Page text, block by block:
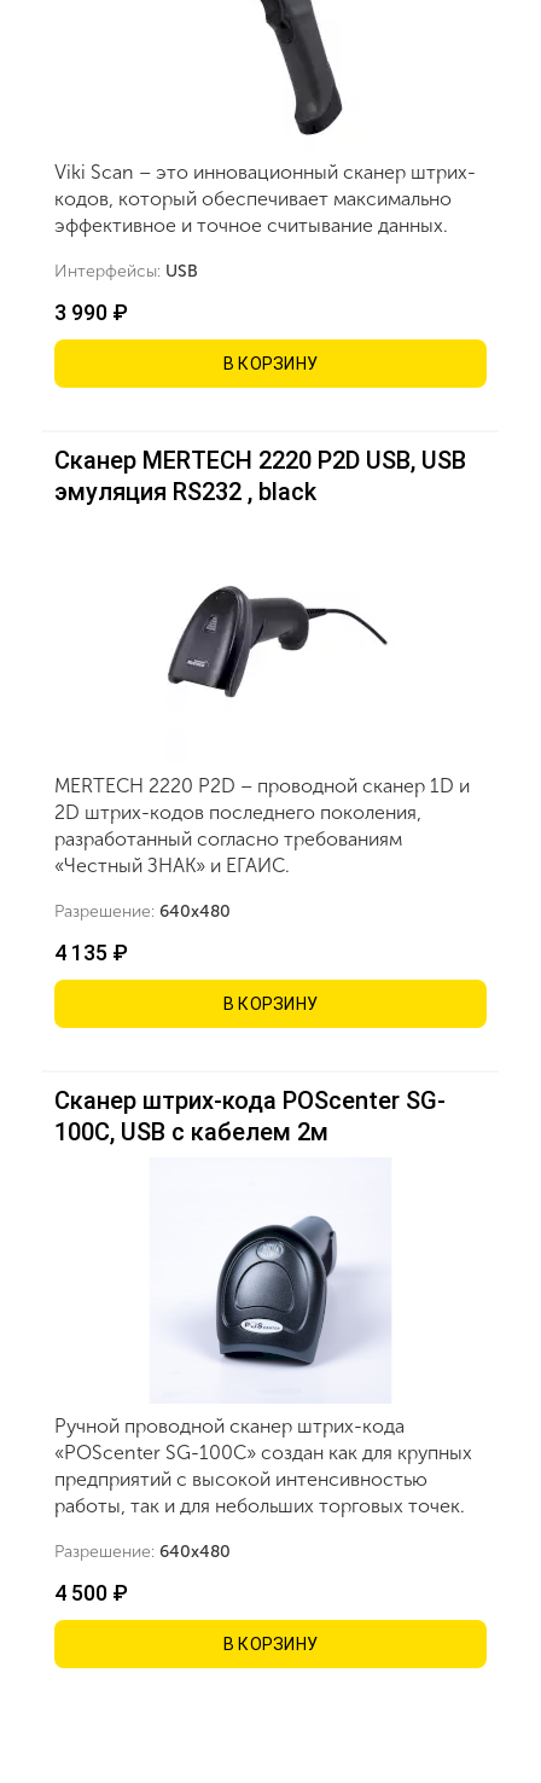
Viki Scan – это инновационный сканер штрих-
кодов, который обеспечивает максимально
эффективное и точное считывание данных.
Интерфейсы: USB
3 990 ₽
В КОРЗИНУ
Сканер MERTECH 2220 P2D USB, USB
эмуляция RS232 , black
MERTECH 2220 P2D – проводной сканер 1D и
2D штрих-кодов последнего поколения,
разработанный согласно требованиям
«Честный ЗНАК» и ЕГАИС.
Разрешение: 640х480
4 135 ₽
В КОРЗИНУ
Сканер штрих-кода POScenter SG-
100C, USB с кабелем 2м
Ручной проводной сканер штрих-кода
«POScenter SG-100C» создан как для крупных
предприятий с высокой интенсивностью
работы, так и для небольших торговых точек.
Разрешение: 640х480
4 500 ₽
В КОРЗИНУ